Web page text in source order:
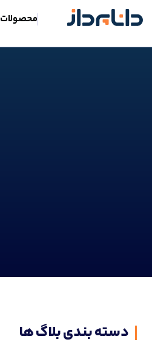
محصولات
دسته بندی بلاگ ها